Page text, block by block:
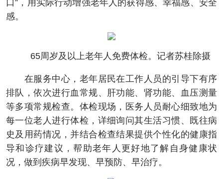
人才在线
口”，用实际行动增强老年人的获得感、幸福感、安全
感。
65周岁及以上老年人免费体检。记者苏桂除摄
在服务中心，老年居民在工作人员的引导下有序
排队，依次进行血常规、肝功能、肾功能、血压测量
等多项常规检查。体检现场，医务人员耐心细致地为
每一位老人进行体检，详细询问其生活习惯、既往病
史及用药情况，并结合检查结果提供个性化的健康指
导和诊疗建议，帮助老年人更好地了解自身健康状
况，做到疾病早发现、早预防、早治疗。